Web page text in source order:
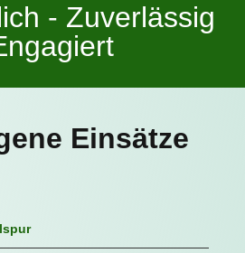
- Zuverlässig
Einsätze